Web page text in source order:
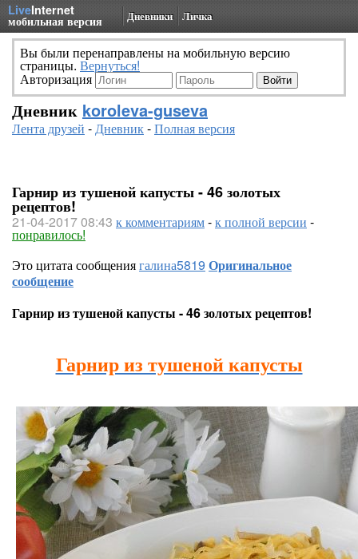
LiveInternet
мобильная версия Дневники Личка
Вы были перенаправлены на мобильную версию
страницы. Вернуться!
Авторизация
Дневник koroleva-guseva
Лента друзей -Дневник-Полная версия
Гарнир из тушеной капусты - 46 золотых
рецептов!
21-04-2017 08:43 к комментариям-к полной версии -
понравилось!
Это цитата сообщениягалина5819 Оригинальное
сообщение
Гарнир из тушеной капусты - 46 золотых рецептов!
Гарнир из тушеной капусты